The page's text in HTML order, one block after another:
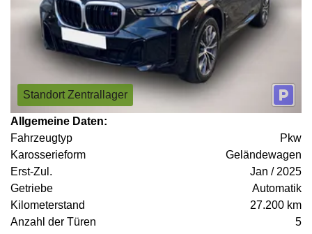
Standort Zentrallager
Allgemeine Daten:
Fahrzeugtyp
Pkw
Karosserieform
Geländewagen
Erst-Zul.
Jan / 2025
Getriebe
Automatik
Kilometerstand
27.200 km
Anzahl der Türen
5